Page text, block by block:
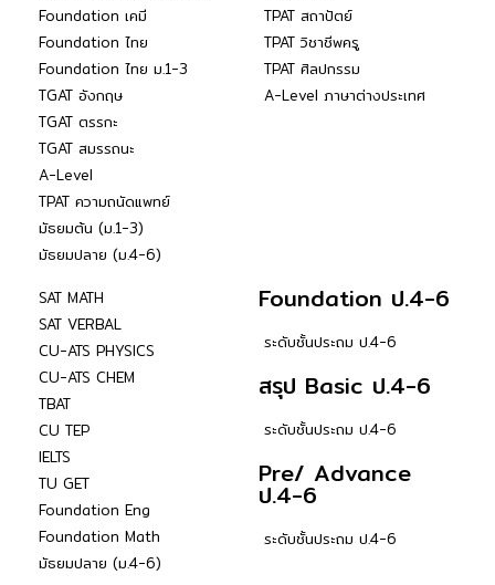
Foundation เคมี
Foundation ไทย
Foundation ไทย ม.1-3
TGAT อังกฤษ
TGAT ตรรกะ
TGAT สมรรถนะ
A-Level
TPAT ความถนัดแพทย์
มัธยมต้น (ม.1-3)
มัธยมปลาย (ม.4-6)
TPAT สถาปัตย์
TPAT วิชาชีพครู
TPAT ศิลปกรรม
A-Level ภาษาต่างประเทศ
SAT MATH
SAT VERBAL
CU-ATS PHYSICS
CU-ATS CHEM
TBAT
CU TEP
IELTS
TU GET
Foundation Eng
Foundation Math
มัธยมปลาย (ม.4-6)
Foundation ป.4-6
ระดับชั้นประถม ป.4-6
สรุป Basic ป.4-6
ระดับชั้นประถม ป.4-6
Pre/ Advance
ป.4-6
ระดับชั้นประถม ป.4-6